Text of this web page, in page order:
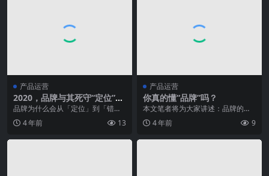
产品运营
2020，品牌与其死守“定位”，
不如“错位”增长
品牌为什么会从「定位」到「错
位」？品牌如何实现「错位」增
长？ 进入正题，我们先来...
4 年前 13
产品运营
你真的懂“品牌”吗？
本文笔者将为大家讲述：品牌的目
的是什么、对品牌三大误解，以及
品牌打造四个核心步骤...
4 年前 9